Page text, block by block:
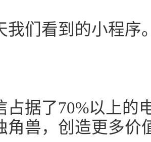
我们看到的小程序
占据了70%以上的
角兽，创造更多价